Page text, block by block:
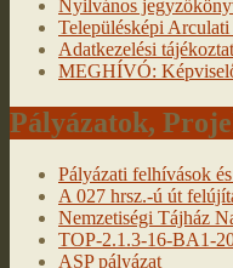
Nyilvános
Településképi
Adatkezelési
MEGHÍVÓ:
Pályázatok,
Pályázati felhívások
A 027 hrsz.-ú út
Nemzetiségi Tájház
TOP-2.1.3-16-BA1-
ASP pályázat